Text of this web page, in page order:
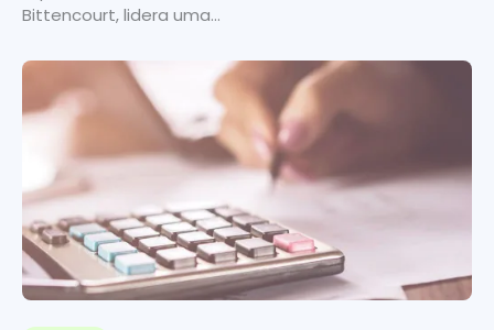
Bittencourt, lidera uma...